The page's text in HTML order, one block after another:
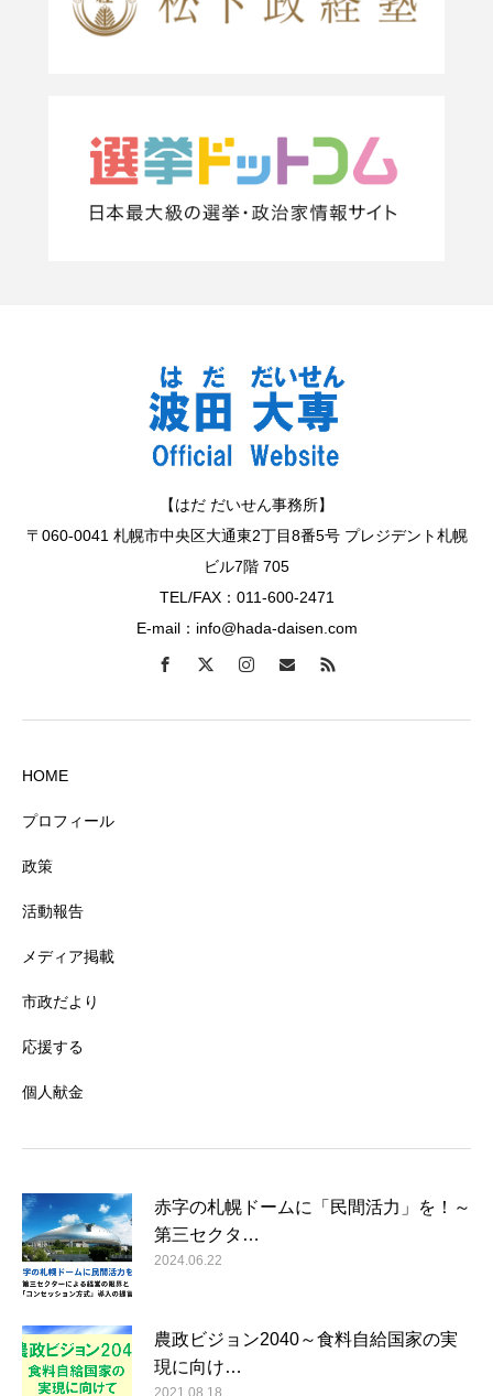
【はだ だいせん事務所】
〒060-0041 札幌市中央区大通東2丁目8番5号 プレジデント札幌
ビル7階 705
TEL/FAX：011-600-2471
E-mail：info@hada-daisen.com
HOME
プロフィール
政策
活動報告
メディア掲載
市政だより
応援する
個人献金
赤字の札幌ドームに「民間活力」を！～
第三セクタ…
2024.06.22
農政ビジョン2040～食料自給国家の実
現に向け…